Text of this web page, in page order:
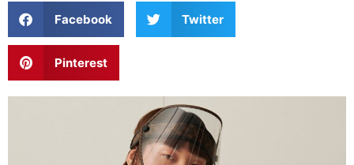
Facebook Twitter
Pinterest